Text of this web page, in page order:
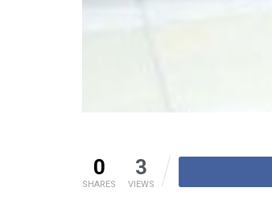
0
SHARES
3
VIEWS